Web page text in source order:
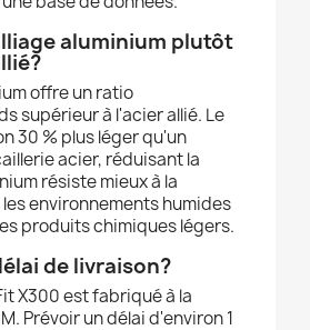
aluminium plutôt
offre un ratio
supérieur à l'acier allié. Le
30 % plus léger qu'un
acier, réduisant la
résiste mieux à la
environnements humides
produits chimiques légers.
de livraison?
X300 est fabriqué à la
Prévoir un délai d'environ 1